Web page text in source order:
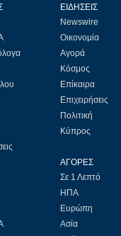
ΕΙΔΗΣΕΙΣ
Newswire
Οικονομία
Αγορά
Κόσμος
Επίκαιρα
Επιχειρήσεις
Πολιτική
Κύπρος
ΑΓΟΡΕΣ
Σε 1 Λεπτό
ΗΠΑ
Ευρώπη
Ασία